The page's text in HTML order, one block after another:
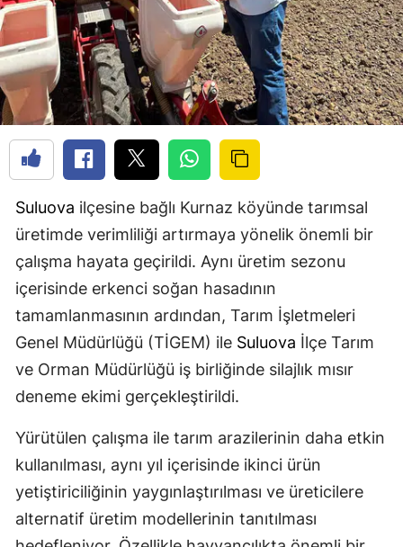
Suluova ilçesine bağlı Kurnaz köyünde tarımsal
üretimde verimliliği artırmaya yönelik önemli bir
çalışma hayata geçirildi. Aynı üretim sezonu
içerisinde erkenci soğan hasadının
tamamlanmasının ardından, Tarım İşletmeleri
Genel Müdürlüğü (TİGEM) ile Suluova İlçe Tarım
ve Orman Müdürlüğü iş birliğinde silajlık mısır
deneme ekimi gerçekleştirildi.
Yürütülen çalışma ile tarım arazilerinin daha etkin
kullanılması, aynı yıl içerisinde ikinci ürün
yetiştiriciliğinin yaygınlaştırılması ve üreticilere
alternatif üretim modellerinin tanıtılması